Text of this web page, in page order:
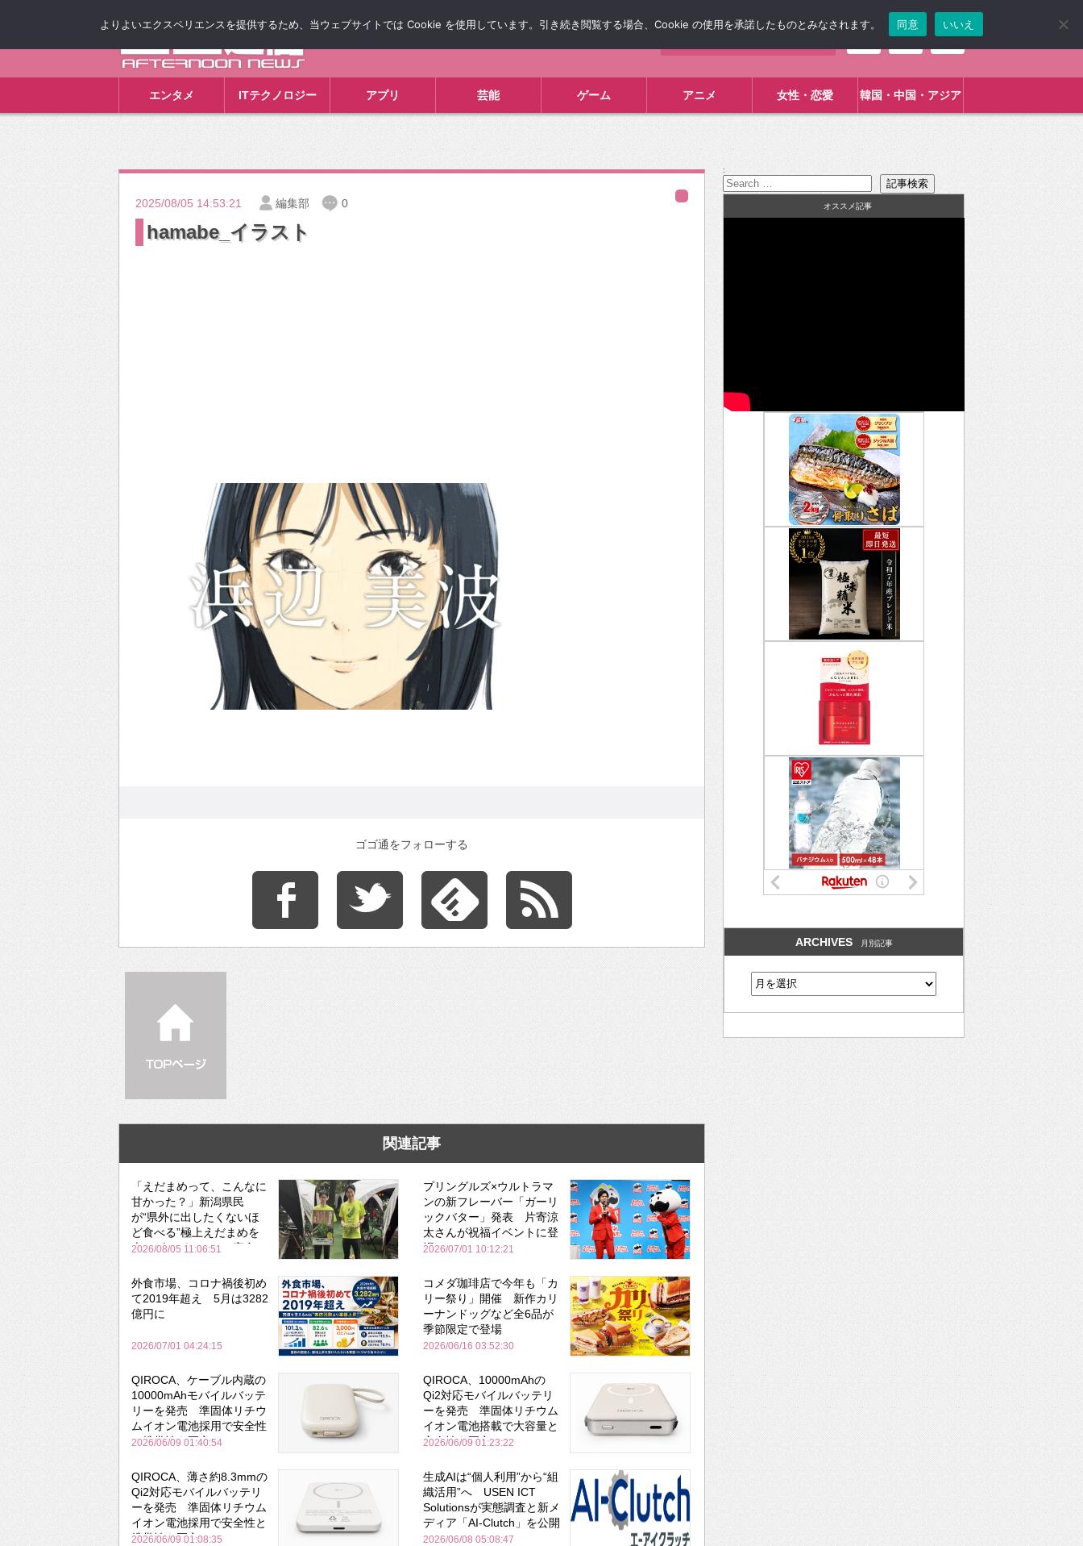
エンタメ ITテクノロジー アプリ 芸能 ゲーム アニメ 女性・恋愛 韓国・中国・アジア
2025/08/05 14:53:21 編集部 0
hamabe_イラスト
ゴゴ通をフォローする
関連記事
「えだまめって、こんなに
甘かった？」新潟県民
が“県外に出したくないほ
ど食べる”極上えだまめを
森のビアガーデンで実食
2026/08/05 11:06:51
プリングルズ×ウルトラマ
ンの新フレーバー「ガーリ
ックバター」発表 片寄涼
太さんが祝福イベントに登
場
2026/07/01 10:12:21
外食市場、コロナ禍後初め
て2019年超え 5月は3282
億円に
2026/07/01 04:24:15
コメダ珈琲店で今年も「カ
リー祭り」開催 新作カリ
ーナンドッグなど全6品が
季節限定で登場
2026/06/16 03:52:30
QIROCA、ケーブル内蔵の
10000mAhモバイルバッテ
リーを発売 準固体リチウ
ムイオン電池採用で安全性
と携帯性を両立
2026/06/09 01:40:54
QIROCA、10000mAhの
Qi2対応モバイルバッテリ
ーを発売 準固体リチウム
イオン電池搭載で大容量と
安全性を両立
2026/06/09 01:23:22
QIROCA、薄さ約8.3mmの
Qi2対応モバイルバッテリ
ーを発売 準固体リチウム
イオン電池採用で安全性と
携帯性を両立
2026/06/09 01:08:35
生成AIは“個人利用”から“組
織活用”へ USEN ICT
Solutionsが実態調査と新メ
ディア「AI-Clutch」を公開
2026/06/08 05:08:47
:
オススメ記事
ARCHIVES 月別記事
よりよいエクスペリエンスを提供するため、当ウェブサイトでは Cookie を使用しています。引き続き閲覧する場合、Cookie の使用を承諾したものとみなされます。 同意 いいえ